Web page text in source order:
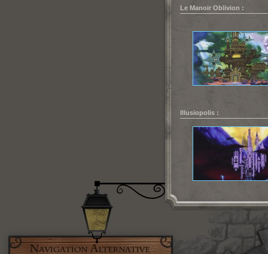
Le Manoir Oblivion :
Illusiopolis :